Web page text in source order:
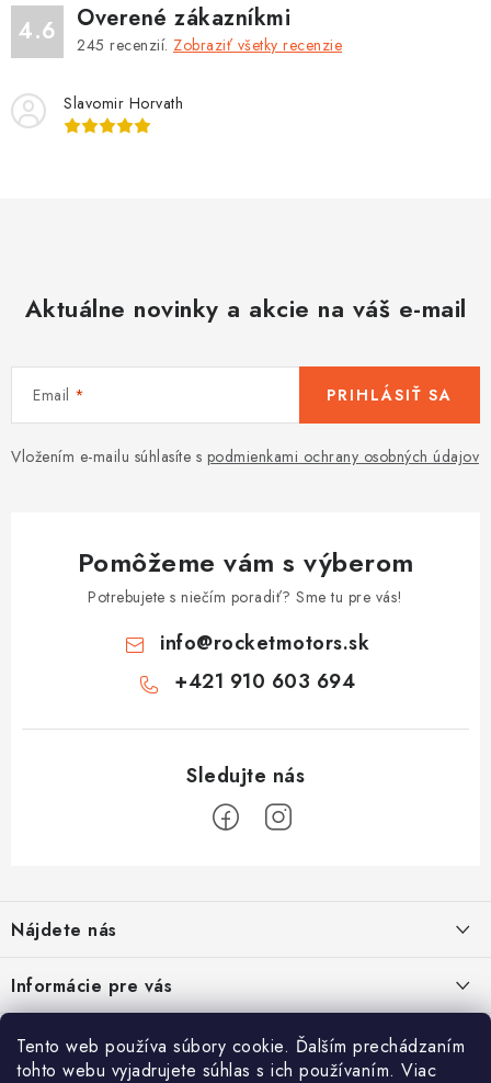
Tento web používa súbory cookie. Ďalším prechádzaním
tohto webu vyjadrujete súhlas s ich používaním. Viac
4.6 Overené zákazníkmi
245 recenzií. Zobraziť všetky recenzie
Slavomir Horvath
Aktuálne novinky a akcie na váš e-mail
Email
Vložením e-mailu súhlasíte s podmienkami ochrany osobných údajov
PRIHLÁSIŤ SA
Pomôžeme vám s výberom
Potrebujete s niečím poradiť? Sme tu pre vás!
info@rocketmotors.sk
+421 910 603 694
p
ä
t
i
Nájdete nás
Informácie pre vás
Kontakt
TOP kategórie